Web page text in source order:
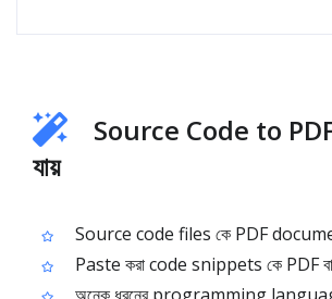
Source Code to PDF
যায়
Source code files কে PDF
Paste করা code snippets কে PDF